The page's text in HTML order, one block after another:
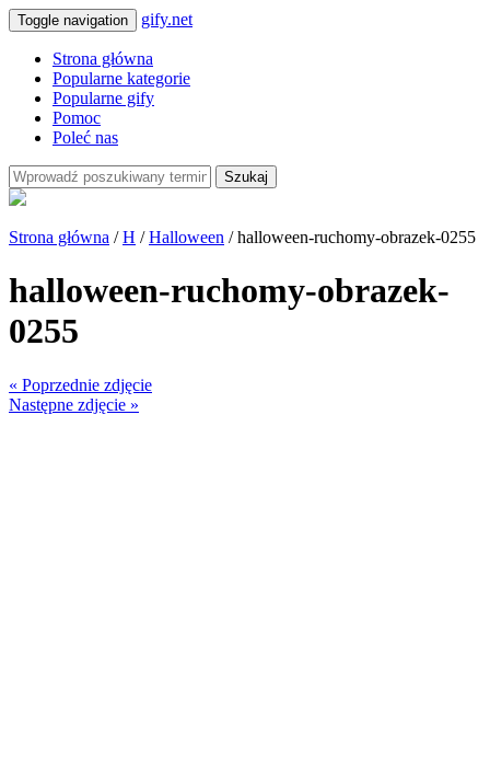
Toggle navigation gify.net
Strona główna
Popularne kategorie
Popularne gify
Pomoc
Poleć nas
Szukaj
Strona główna /H /Halloween / halloween-ruchomy-obrazek-0255
halloween-ruchomy-obrazek-
0255
« Poprzednie zdjęcie
Następne zdjęcie »